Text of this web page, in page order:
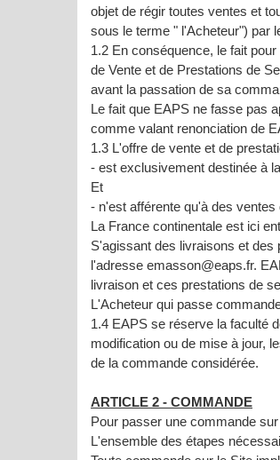
objet de régir toutes ventes et
sous le terme " l'Acheteur") par
1.2 En conséquence, le fait
de Vente et de Prestations de
avant la passation de sa
Le fait que EAPS ne fasse pas
comme valant renonciation de
1.3 L'offre de vente et de
- est exclusivement destinée à
Et
- n'est afférente qu'à des
La France continentale est ici
S'agissant des livraisons et des
l'adresse emasson@eaps.fr.
livraison et ces prestations de
L'Acheteur qui passe
1.4 EAPS se réserve la faculté
modification ou de mise à jour,
de la commande considérée.
ARTICLE 2 - COMMANDE
Pour passer une commande
L'ensemble des étapes